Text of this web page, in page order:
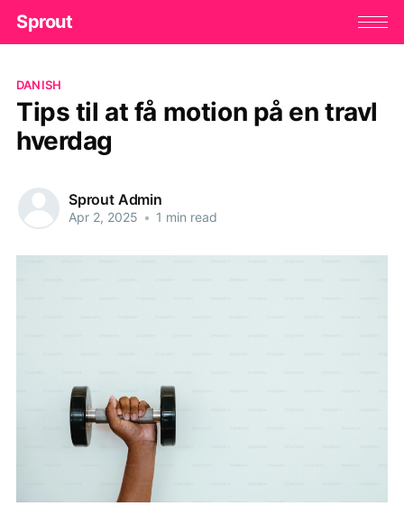
Sprout
DANISH
Tips til at få motion på en travl
hverdag
Sprout Admin
Apr 2, 2025 • 1 min read